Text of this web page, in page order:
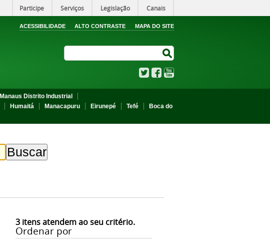
Participe Serviços Legislação Canais
ACESSIBILIDADE ALTO CONTRASTE MAPA DO SITE
TwitterFacebook
Manaus Distrito Industrial
Humaitá Manacapuru Eirunepé Tefé
Boca do
3itens atendem ao seu critério.
Ordenar por